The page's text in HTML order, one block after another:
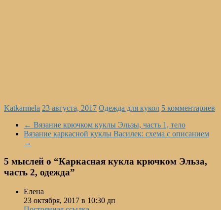
Katkarmela 23 августа, 2017 Одежда для кукол 5 комментариев
← Вязание крючком куклы Эльзы, часть 1, тело
Вязание каркасной куклы Василек: схема с описанием
→
5 мыслей о “Каркасная кукла крючком Эльза,
часть 2, одежда”
Елена
23 октября, 2017 в 10:30 дп